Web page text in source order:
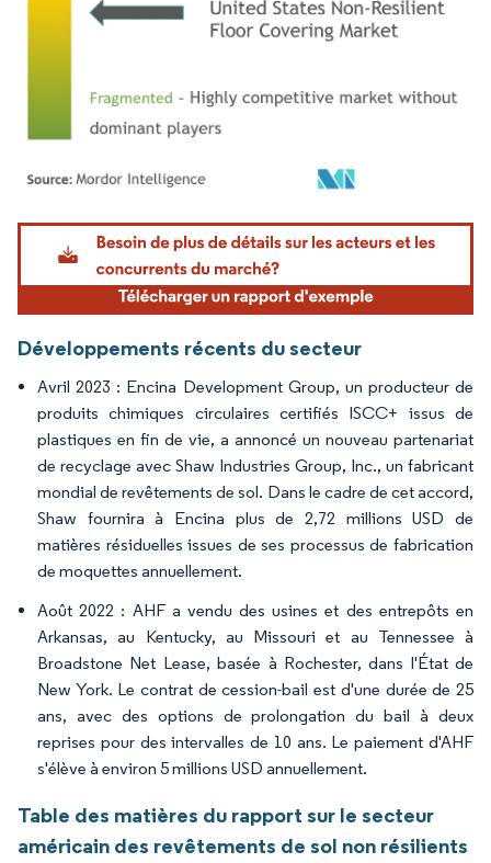
Image © Mordor Intelligence. La réutilisation nécessite une attribution sous CC BY
Développements récents du secteur
Avril 2023 : Encina Development Group, un producteur de
produits chimiques circulaires certifiés ISCC+ issus de
plastiques en fin de vie, a annoncé un nouveau partenariat
de recyclage avec Shaw Industries Group, Inc., un fabricant
mondial de revêtements de sol. Dans le cadre de cet accord,
Shaw fournira à Encina plus de 2,72 millions USD de
matières résiduelles issues de ses processus de fabrication
de moquettes annuellement.
Août 2022 : AHF a vendu des usines et des entrepôts en
Arkansas, au Kentucky, au Missouri et au Tennessee à
Broadstone Net Lease, basée à Rochester, dans l'État de
New York. Le contrat de cession-bail est d'une durée de 25
ans, avec des options de prolongation du bail à deux
reprises pour des intervalles de 10 ans. Le paiement d'AHF
s'élève à environ 5 millions USD annuellement.
Table des matières du rapport sur le secteur
américain des revêtements de sol non résilients